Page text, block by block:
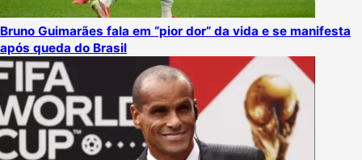
Bruno Guimarães fala em “pior dor” da vida e se manifesta
após queda do Brasil